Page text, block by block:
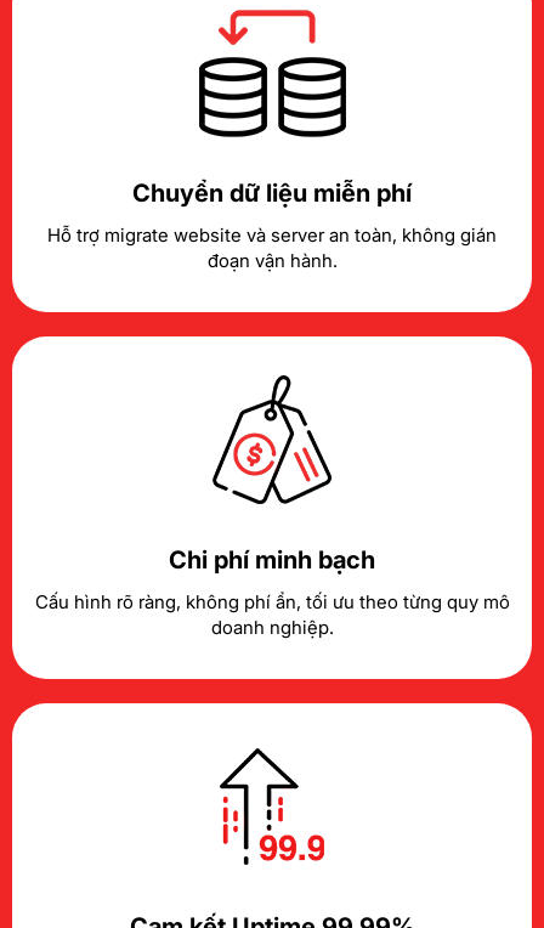
Chuyển dữ liệu miễn phí
Hỗ trợ migrate website và server an toàn, không gián
đoạn vận hành.
Chi phí minh bạch
Cấu hình rõ ràng, không phí ẩn, tối ưu theo từng quy mô
doanh nghiệp.